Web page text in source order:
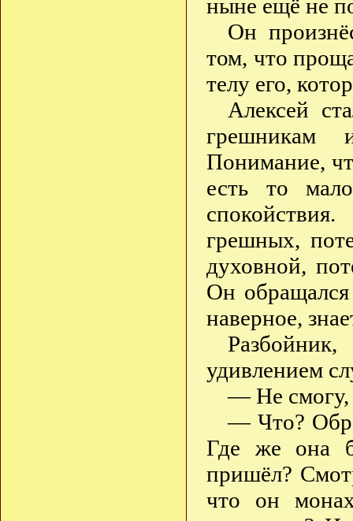
ныне ещё не
Он
том, что
телу его,
Алексей
грешникам
Понимание,
есть то
грешных,
духовной,
Он
наверное,
удивлением
— Не смогу,
— Что?
Где же она
пришёл?
что он